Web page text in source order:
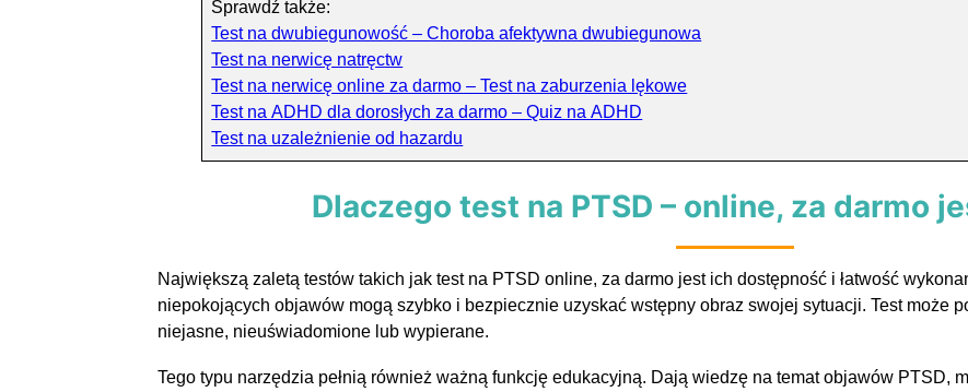
Sprawdź także:
Test na dwubiegunowość – Choroba afektywna dwubiegunowa
Test na nerwicę natręctw
Test na nerwicę online za darmo – Test na zaburzenia lękowe
Test na ADHD dla dorosłych za darmo – Quiz na ADHD
Test na uzależnienie od hazardu
Dlaczego test na PTSD – online, za darmo
Największą zaletą testów takich jak test na PTSD online, za darmo jest ich dostępność i łatwość
niepokojących objawów mogą szybko i bezpiecznie uzyskać wstępny obraz swojej sytuacji. Test może
niejasne, nieuświadomione lub wypierane.
Tego typu narzędzia pełnią również ważną funkcję edukacyjną. Dają wiedzę na temat objawów PTSD,